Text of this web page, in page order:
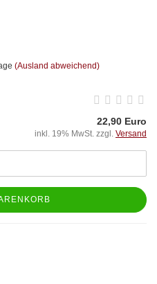
(Ausland abweichend)
22,90 Euro
inkl. 19% MwSt. zzgl. Versand